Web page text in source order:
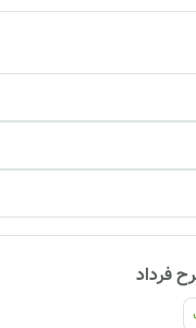
فرداد